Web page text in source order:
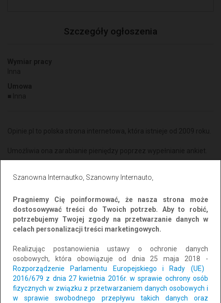
Szczegóły ogłoszenia
https://rejestracja.opinie.pl/zapros.htm?u=76826221
Wybieramy swoją płeć i datę urodzenia. Po chwili już jesteśmy
użytkownikiem serwisu.
Na nasz adres e-mail będą teraz przychodzić ankiety za które
Najczęściej jest to kwota 4-5 zł czyli 800-1000 punktów za wzięcie
udziału w krótkim badaniu.
Na stronie mogą zarejestrować się osoby w wieku od 15 do 75 lat.
Zdobyte punkty możemy w łatwy
Szanowna Internautko, Szanowny Internauto,
Pragniemy Cię poinformować, że nasza strona może
dostosowywać treści do Twoich potrzeb. Aby to robić,
potrzebujemy Twojej zgody na przetwarzanie danych w
celach personalizacji treści marketingowych.
Realizując postanowienia ustawy o ochronie danych
osobowych, która obowiązuje od dnia 25 maja 2018 -
Rozporządzenie Parlamentu Europejskiego i Rady (UE)
2016/679 z dnia 27 kwietnia 2016r. w sprawie ochrony osób
fizycznych w związku z przetwarzaniem danych osobowych i
w sprawie swobodnego przepływu takich danych oraz